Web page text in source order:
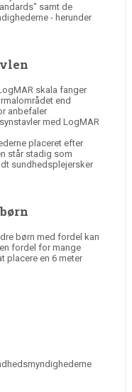
samt de
- herunder
skala fanger
end
anbefaler
med LogMAR
placeret efter
står stadig som
sundhedsplejersker
børn med fordel kan
fordel for mange
placere en 6 meter